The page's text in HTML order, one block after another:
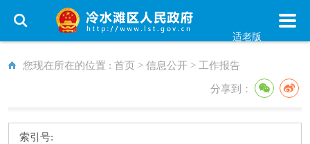
适老版
您现在所在的位置 : 首页 > 信息公开 > 工作报告
分享到：
索引号: